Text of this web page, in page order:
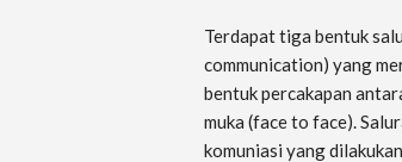
Terdapat tiga bentuk
communication) yang
bentuk percakapan
muka (face to face).
komuniasi yang